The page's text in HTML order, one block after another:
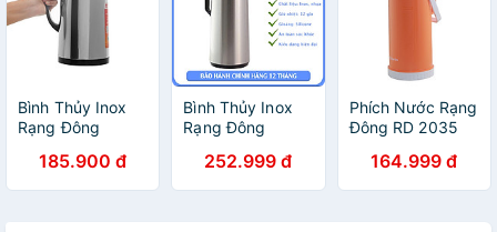
Bình Thủy Inox
Rạng Đông
185.900 đ
Bình Thủy Inox
Rạng Đông
Trắng (1L)
252.999 đ
Phích Nước Rạng
Đông RD 2035
Ngẫu Nhiên
164.999 đ